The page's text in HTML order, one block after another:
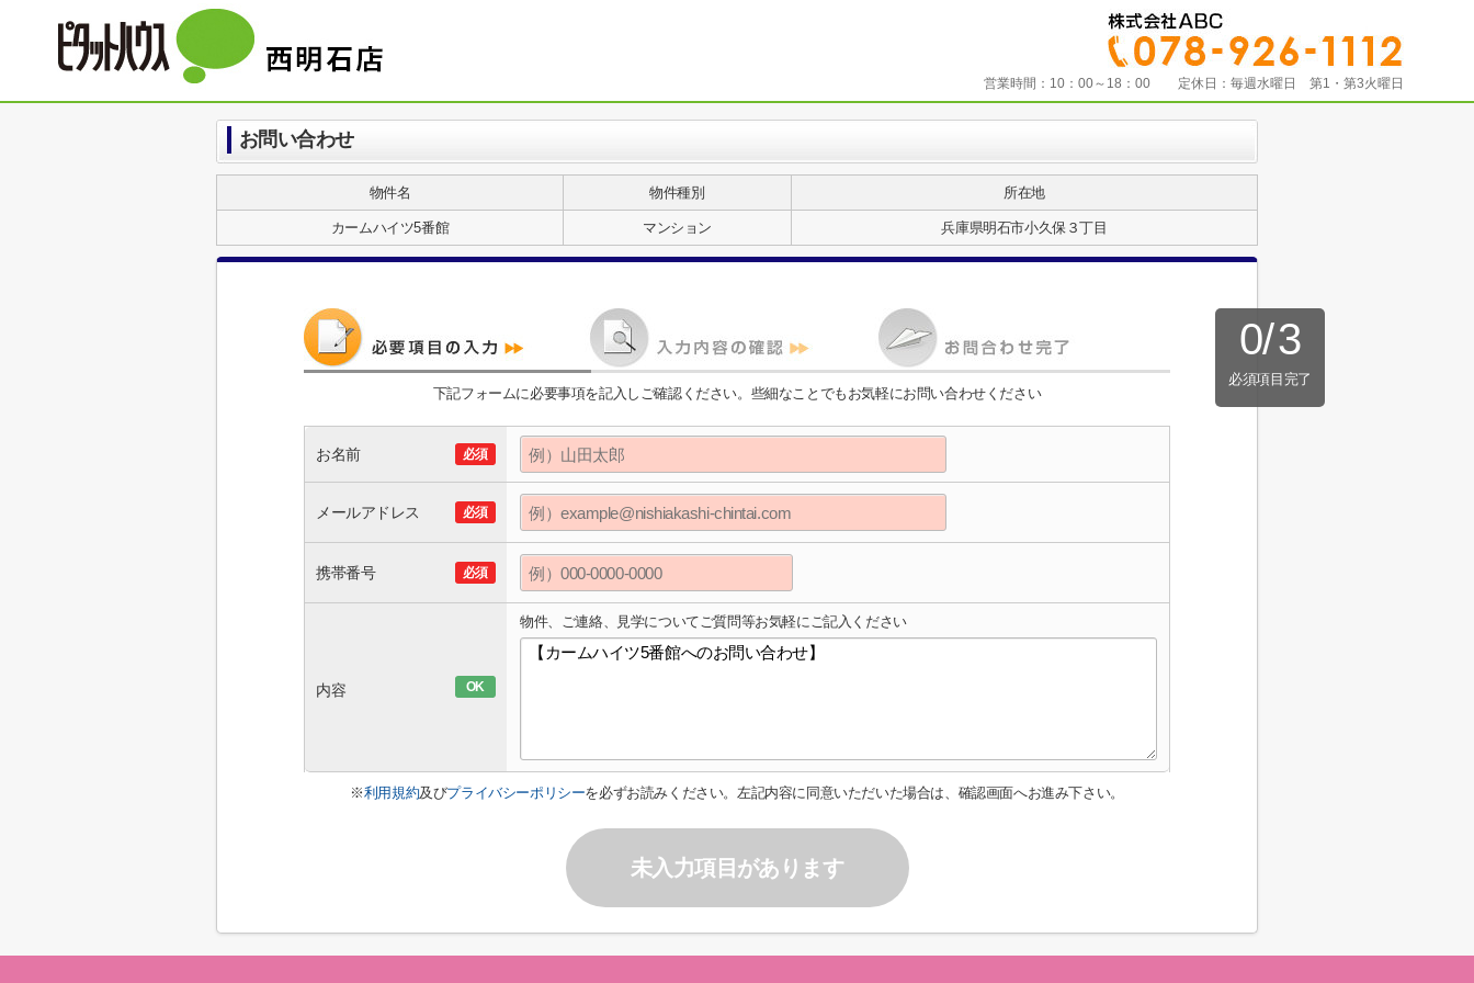
営業時間： 10：00～18：00 定休日： 毎週水曜日 第1・第3火曜日
お問い合わせ
物件名 物件種別 所在地
カームハイツ5番館 マンション 兵庫県明石市小久保３丁目
0/3
必須項目完了
下記フォームに必要事項を記入しご確認ください。些細なことでもお気軽にお問い合わせください
お名前 必須
メールアドレス 必須
携帯番号 必須
内容 OK
物件、ご連絡、見学についてご質問等お気軽にご記入ください
※利用規約及びプライバシーポリシーを必ずお読みください。左記内容に同意いただいた場合は、確認画面へお進み下さい。
未入力項目があります